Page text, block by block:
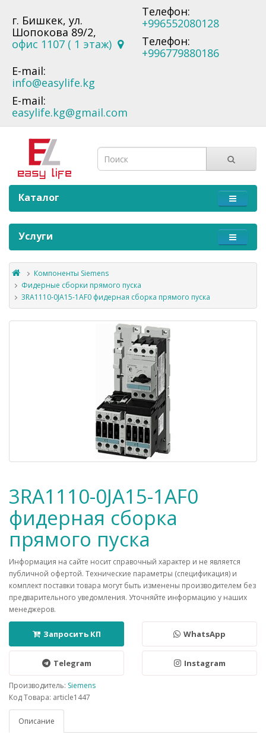
г. Бишкек, ул.
Шопокова 89/2,
офис 1107 ( 1 этаж)
Телефон:
+996552080128
Телефон:
+996779880186
E-mail:
info@easylife.kg
E-mail:
easylife.kg@gmail.com
Каталог
Услуги
Компоненты Siemens
Фидерные сборки прямого пуска
3RA1110-0JA15-1AF0 фидерная сборка прямого пуска
3RA1110-0JA15-1AF0
фидерная сборка
прямого пуска
Информация на сайте носит справочный характер и не является
публичной офертой. Технические параметры (спецификация) и
комплект поставки товара могут быть изменены производителем без
предварительного уведомления. Уточняйте информацию у наших
менеджеров.
Запросить КП WhatsApp
Telegram Instagram
Производитель: Siemens
Код Товара: article1447
Описание